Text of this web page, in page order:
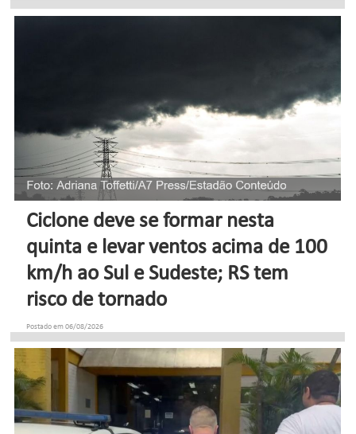
Ciclone deve se formar nesta
quinta e levar ventos acima de 100
km/h ao Sul e Sudeste; RS tem
risco de tornado
Postado em 06/08/2026